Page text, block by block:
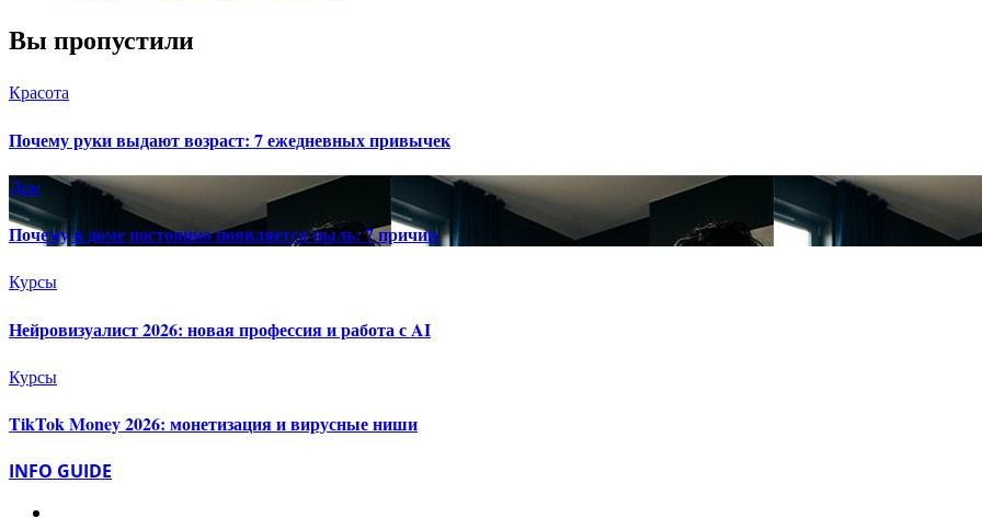
Вы пропустили
Красота
Почему руки выдают возраст: 7 ежедневных привычек
Дом
Почему в доме постоянно появляется пыль: 7 причин
Курсы
Нейровизуалист 2026: новая профессия и работа с AI
Курсы
TikTok Money 2026: монетизация и вирусные ниши
INFO GUIDE